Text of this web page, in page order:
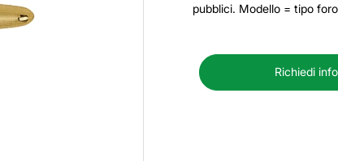
pubblici. Modello = tipo
Richiedi